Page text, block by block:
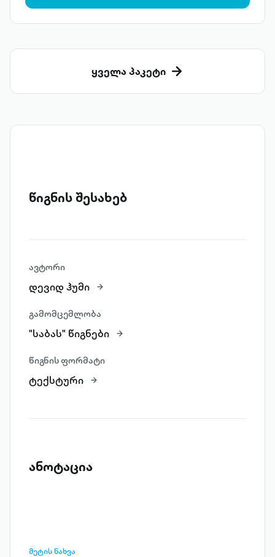
ყველა პაკეტი
წიგნის შესახებ
ავტორი
დევიდ ჰუმი
გამომცემლობა
"საბას" წიგნები
წიგნის ფორმატი
ტექსტური
ანოტაცია
მეტის ნახვა